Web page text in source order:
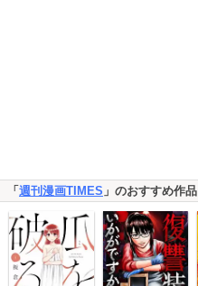
「週刊漫画TIMES 」のおすすめ作品